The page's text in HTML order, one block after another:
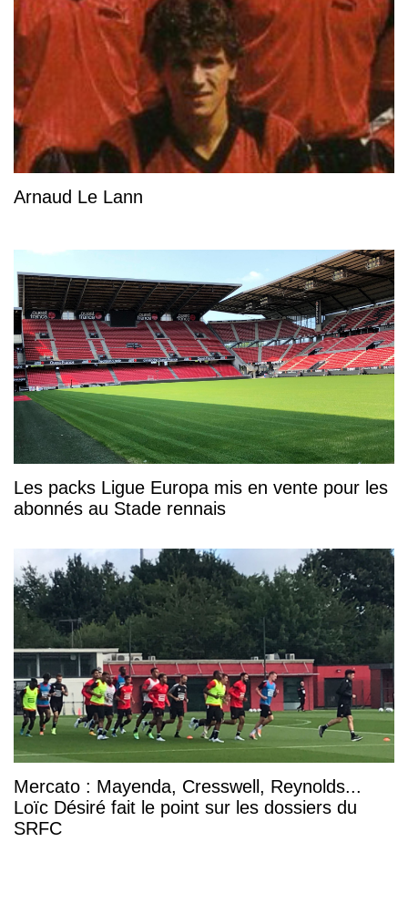
Arnaud Le Lann
Les packs Ligue Europa mis en vente pour les
abonnés au Stade rennais
Mercato : Mayenda, Cresswell, Reynolds...
Loïc Désiré fait le point sur les dossiers du
SRFC